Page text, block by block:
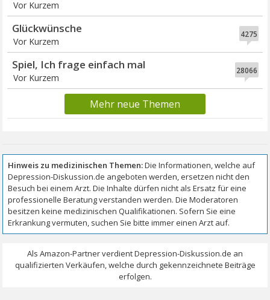
Vor Kurzem
4275
Glückwünsche
Vor Kurzem
28066
Spiel, Ich frage einfach mal
Vor Kurzem
Mehr neue Themen